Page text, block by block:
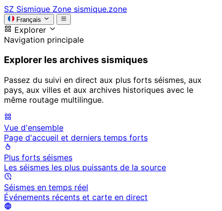
SZ Sismique Zone sismique.zone
Français
Explorer
Navigation principale
Explorer les archives sismiques
Passez du suivi en direct aux plus forts séismes, aux
pays, aux villes et aux archives historiques avec le
même routage multilingue.
Vue d'ensemble
Page d'accueil et derniers temps forts
Plus forts séismes
Les séismes les plus puissants de la source
Séismes en temps réel
Événements récents et carte en direct